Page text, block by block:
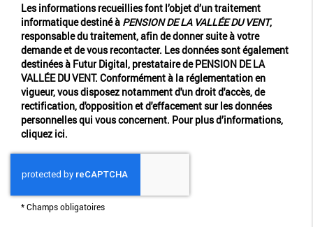
Les informations recueillies font l’objet d’un traitement
informatique destiné à PENSION DE LA VALLÉE DU VENT,
responsable du traitement, afin de donner suite à votre
demande et de vous recontacter. Les données sont également
destinées à Futur Digital, prestataire de PENSION DE LA
VALLÉE DU VENT. Conformément à la réglementation en
vigueur, vous disposez notamment d'un droit d'accès, de
rectification, d'opposition et d'effacement sur les données
personnelles qui vous concernent. Pour plus d’informations,
cliquez ici.
*Champs obligatoires